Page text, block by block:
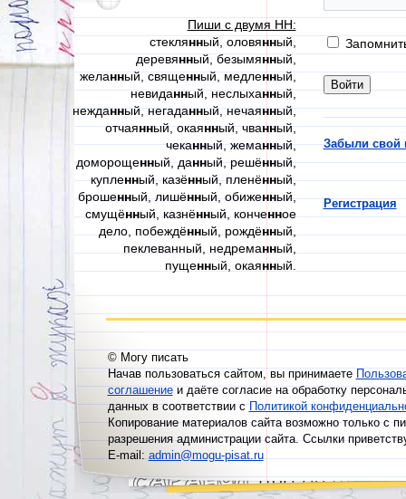
Пиши с двумя НН:
стеклянный, оловянный,
деревянный, безымянный,
желанный, священный, медленный,
невиданный, неслыханный,
нежданный, негаданный, нечаянный,
отчаянный, окаянный, чванный,
чеканный, жеманный,
доморощенный, данный, решённый,
купленный, казённый, пленённый,
брошенный, лишённый, обиженный,
смущённый, казнённый, конченное
дело, побеждённый, рождённый,
пеклеванный, недреманный,
пущенный, окаянный.
Забыли свой
Регистрация
© Могу писать
Начав пользоваться сайтом, вы принимаете
соглашениеи даёте согласие на обработку
данных в соответствии сПолитикой
Копирование материалов сайта возможно только с
разрешения администрации сайта. Ссылки
E-mail:admin@mogu-pisat.ru